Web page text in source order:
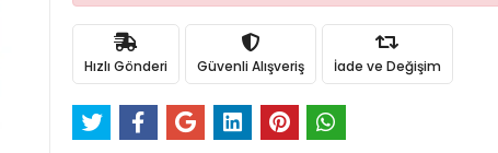
Hızlı Gönderi Güvenli Alışveriş İade ve Değişim